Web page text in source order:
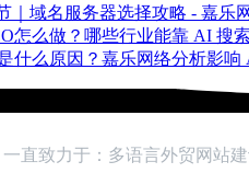
｜域名服务器选择攻略 - 嘉乐
怎么做？哪些行业能靠 AI 搜
什么原因？嘉乐网络分析影
一直致力于：多语言外贸网站